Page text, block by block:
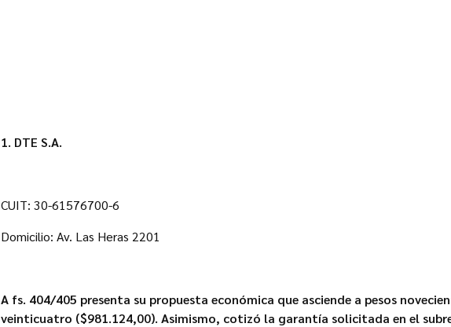
1. DTE S.A.
CUIT: 30-61576700-6
Domicilio: Av. Las Heras 2201
A fs. 404/405 presenta su propuesta económica que asciende a pesos
veinticuatro ($981.124,00). Asimismo, cotizó la garantía solicitada en el